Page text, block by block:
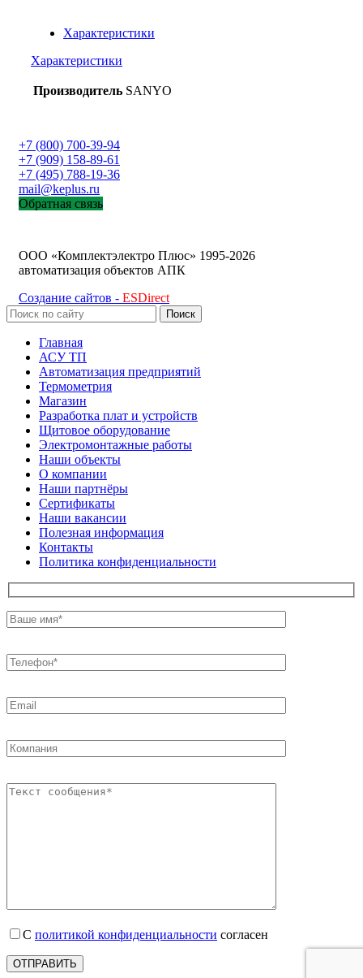
Характеристики
Характеристики
Производитель SANYO
+7 (800) 700-39-94
+7 (909) 158-89-61
+7 (495) 788-19-36
mail@keplus.ru
Обратная связь
ООО «Комплектэлектро Плюс» 1995-2026
автоматизация объектов АПК
Создание сайтов - ESDirect
Поиск
Главная
АСУ ТП
Автоматизация предприятий
Термометрия
Магазин
Разработка плат и устройств
Щитовое оборудование
Электромонтажные работы
Наши объекты
О компании
Наши партнёры
Сертификаты
Наши вакансии
Полезная информация
Контакты
Политика конфиденциальности
С политикой конфиденциальности согласен